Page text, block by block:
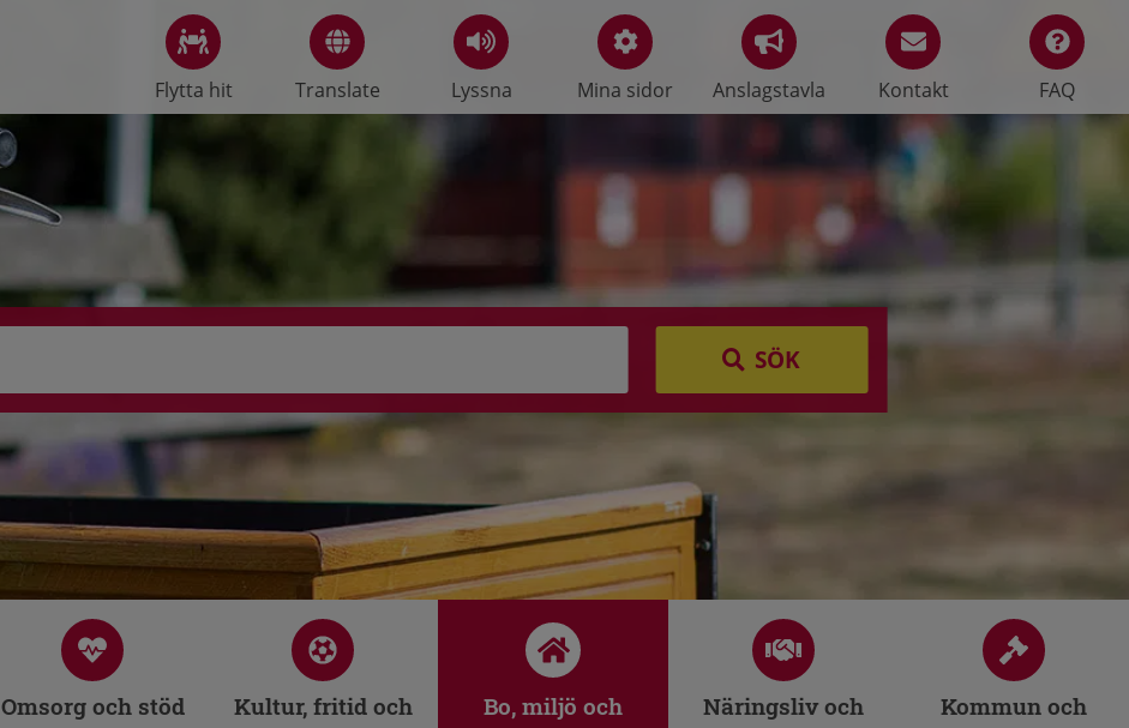
Flytta hit Translate Lyssna Mina sidor Anslagstavla Kontakt FAQ
SÖK
Omsorg och stöd
Kultur, fritid och
Bo, miljö och
Näringsliv och
Kommun och